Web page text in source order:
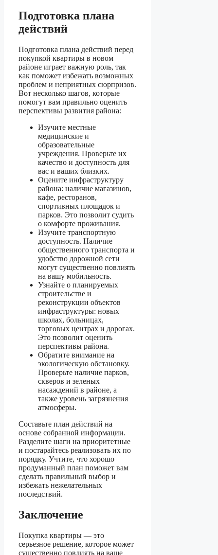
Подготовка плана
действий
Подготовка плана действий перед
покупкой квартиры в новом
районе играет важную роль, так
как поможет избежать возможных
проблем и неприятных сюрпризов.
Вот несколько шагов, которые
помогут вам правильно оценить
перспективы развития района:
Изучите местные
медицинские и
образовательные
учреждения. Проверьте их
качество и доступность для
вас и ваших близких.
Оцените инфраструктуру
района: наличие магазинов,
кафе, ресторанов,
спортивных площадок и
парков. Это позволит судить
о комфорте проживания.
Изучите транспортную
доступность. Наличие
общественного транспорта и
удобство дорожной сети
могут существенно повлиять
на вашу мобильность.
Узнайте о планируемых
строительстве и
реконструкции объектов
инфраструктуры: новых
школах, больницах,
торговых центрах и дорогах.
Это позволит оценить
перспективы района.
Обратите внимание на
экологическую обстановку.
Проверьте наличие парков,
скверов и зеленых
насаждений в районе, а
также уровень загрязнения
атмосферы.
Составьте план действий на
основе собранной информации.
Разделите шаги на приоритетные
и постарайтесь реализовать их по
порядку. Учтите, что хорошо
продуманный план поможет вам
сделать правильный выбор и
избежать нежелательных
последствий.
Заключение
Покупка квартиры — это
серьезное решение, которое может
существенно повлиять на ваше